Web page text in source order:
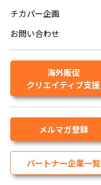
チカパー企画
お問い合わせ
海外販促
クリエイティブ支援
メルマガ登録
パートナー企業一覧